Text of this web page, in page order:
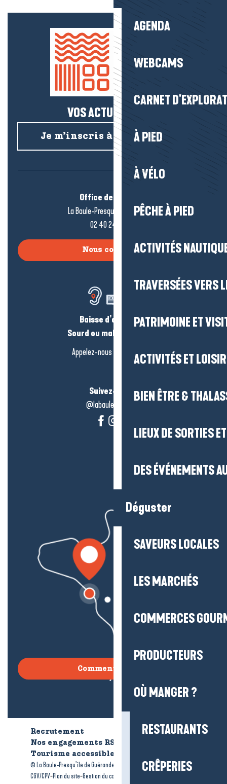
AGENDA
WEBCAMS
CARNET
À PIED
À VÉLO
PÊCHE À PIED
ACTIVITÉS
TRAVERSÉES VERS
PATRIMOINE ET
ACTIVITÉS ET
BIEN ÊTRE &
LIEUX DE SORTIES
DES ÉVÉNEMENTS
Déguster
SAVEURS LOCALES
LES MARCHÉS
COMMERCES
PRODUCTEURS
OÙ MANGER ?
RESTAURANTS
CRÊPERIES
VOS ACTUS SALÉES !
Je m’inscris à la newsletter
Office de tourisme
La Baule-Presqu’île de Guérande
02 40 24 34 44
Nous contacter
Baisse d’audition ?
Sourd ou malentendant ?
Appelez-nous en
cliquant-ici
Suivez-nous !
@labauleguérande
Comment venir ?
Recrutement
Qui sommes-nous ?
Nos engagements RSE
Tourisme accessible
© La Baule-Presqu’île de Guérande tourisme Mentions légales -
CGV/CPV-Plan du site-Gestion du consentement